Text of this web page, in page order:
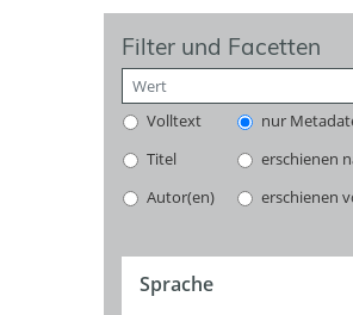
Filter und Facetten
Volltext
nur
Titel
erschienen
Autor(en)
erschienen
Sprache